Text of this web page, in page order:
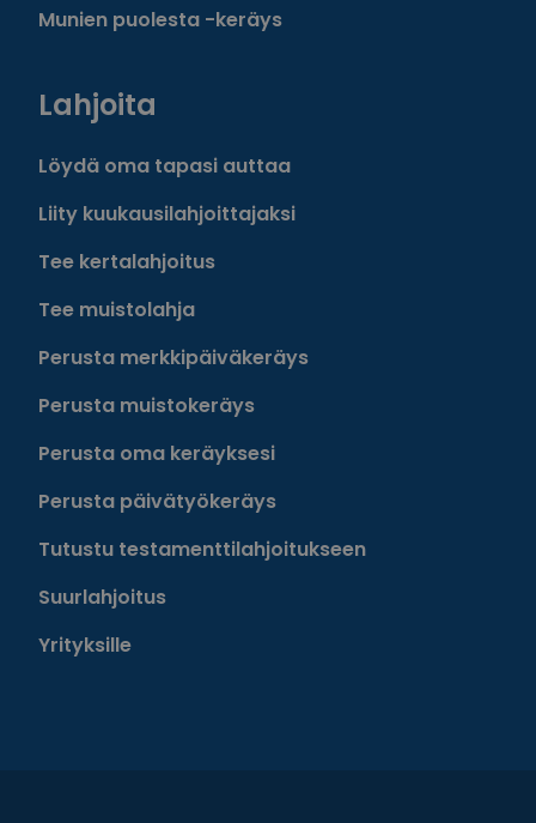
Munien puolesta -keräys
Lahjoita
Löydä oma tapasi auttaa
Liity kuukausilahjoittajaksi
Tee kertalahjoitus
Tee muistolahja
Perusta merkkipäiväkeräys
Perusta muistokeräys
Perusta oma keräyksesi
Perusta päivätyökeräys
Tutustu testamenttilahjoitukseen
Suurlahjoitus
Yrityksille